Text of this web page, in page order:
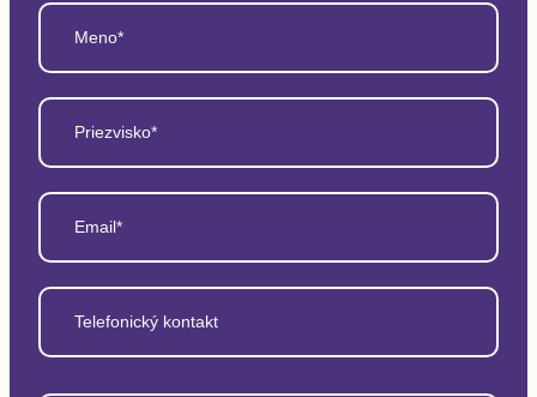
Meno*
Priezvisko*
Email*
Telefonický kontakt